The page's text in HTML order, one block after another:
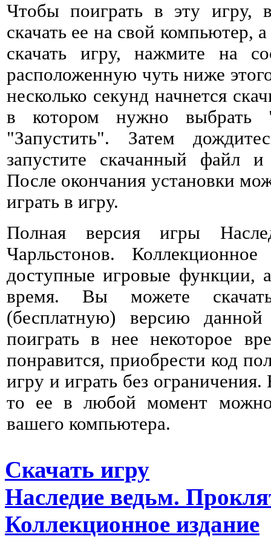
Чтобы поиграть в эту игру,
скачать ее на свой компьютер,
скачать игру, нажмите на
расположенную чуть ниже
несколько секунд начнется
в котором нужно выбрать
"Запустить". Затем
запустите скачанный файл и
После окончания установки
играть в игру.
Полная версия игры
Чарльстонов.
доступные игровые функции,
время. Вы можете
(бесплатную) версию
поиграть в нее некоторое
понравится, приобрести код
игру и играть без
то ее в любой момент можно
вашего компьютера.
Скачать игру
Наследие ведьм.
Коллекционное издание